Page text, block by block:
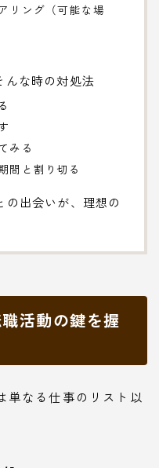
リング（可能な場
な時の対処法
みる
間と割り切る
の出会いが、理想の
活動の鍵を握
単なる仕事のリスト以